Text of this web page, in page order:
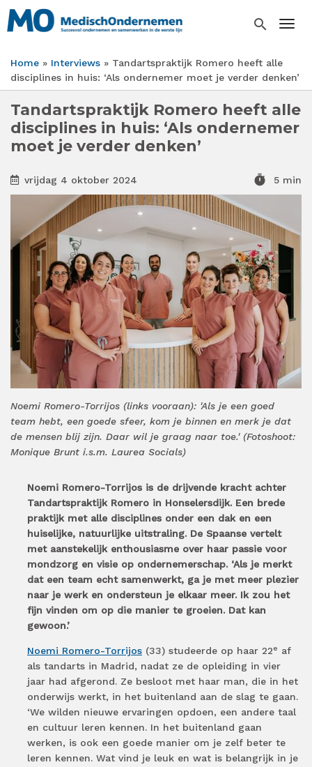
Overslaan
en
inhoud
gaan
search
Kruimelpad
Home Interviews
Tandartspraktijk Romero heeft alle
disciplines in huis: ‘Als ondernemer moet je verder denken’
Tandartspraktijk Romero heeft alle
disciplines in huis: ‘Als ondernemer
moet je verder denken’
vrijdag 4 oktober 2024 timer 5 min
Noemi Romero-Torrijos (links vooraan): 'Als je een goed
team hebt, een goede sfeer, kom je binnen en merk je dat
de mensen blij zijn. Daar wil je graag naar toe.' (Fotoshoot:
Monique Brunt i.s.m. Laurea Socials)
Noemi Romero-Torrijos is de drijvende kracht achter
Tandartspraktijk Romero in Honselersdijk. Een brede
praktijk met alle disciplines onder een dak en een
huiselijke, natuurlijke uitstraling. De Spaanse vertelt
met aanstekelijk enthousiasme over haar passie voor
mondzorg en visie op ondernemerschap. ‘Als je merkt
dat een team echt samenwerkt, ga je met meer plezier
naar je werk en ondersteun je elkaar meer. Ik zou het
fijn vinden om op die manier te groeien. Dat kan
gewoon.’
Noemi Romero-Torrijos (33) studeerde op haar 22e af
als tandarts in Madrid, nadat ze de opleiding in vier
jaar had afgerond. Ze besloot met haar man, die in het
onderwijs werkt, in het buitenland aan de slag te gaan.
‘We wilden nieuwe ervaringen opdoen, een andere taal
en cultuur leren kennen. In het buitenland gaan
werken, is ook een goede manier om je zelf beter te
leren kennen. Wat vind je leuk en wat is belangrijk in je